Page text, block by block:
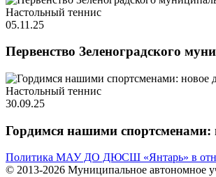
Настольный теннис
05.11.25
Первенство Зеленоградского
Настольный теннис
30.09.25
Гордимся нашими спортсменами:
Политика МАУ ДО ДЮСШ «Янтарь» в
© 2013-2026 Муниципальное автономное